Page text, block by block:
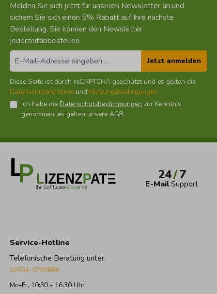
Melden Sie sich jetzt für unseren Newsletter an und
sichern Sie sich einen 5% Rabatt auf Ihre nächste
Bestellung. Sie können den Newsletter
jederzeitabbestellen.
Diese Seite ist durch reCAPTCHA geschützt und es gelten die
Datenschutzrichtlinie und Nutzungsbedingungen.
Ich habe die Datenschutzbestimmungen zur Kenntnis
genommen, es gelten unsere AGB.
Jetzt anmelden
24/7
E-MailSupport
Service-Hotline
Telefonische Beratung unter:
02534-9799888
Mo-Fr, 10:30 - 16:30 Uhr